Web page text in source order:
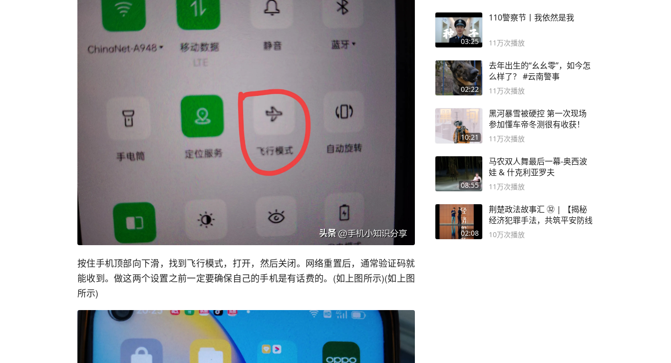
按住手机顶部向下滑，找到飞行模式，打开，然后关闭。网络重置后，通常验证码就
能收到。做这两个设置之前一定要确保自己的手机是有话费的。(如上图所示)(如上图
所示)
03:25
110警察节丨我依然是我
11万次播放
02:22
去年出生的“幺幺零”，如今怎
么样了？ #云南警事
11万次播放
10:21
黑河暴雪被硬控 第一次现场
参加懂车帝冬测很有收获！
11万次播放
08:55
马农双人舞最后一幕-奥西波
娃 & 什克利亚罗夫
11万次播放
02:08
荆楚政法故事汇 ㉜ | 【揭秘
经济犯罪手法，共筑平安防线
10万次播放